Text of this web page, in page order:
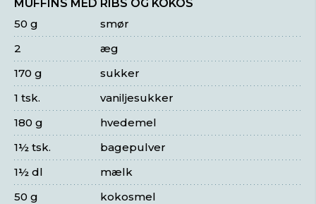
MUFFINS MED RIBS OG KOKOS
smør
50 g
æg
2
sukker
170 g
vaniljesukker
1 tsk.
hvedemel
180 g
bagepulver
1½ tsk.
mælk
1½ dl
kokosmel
50 g